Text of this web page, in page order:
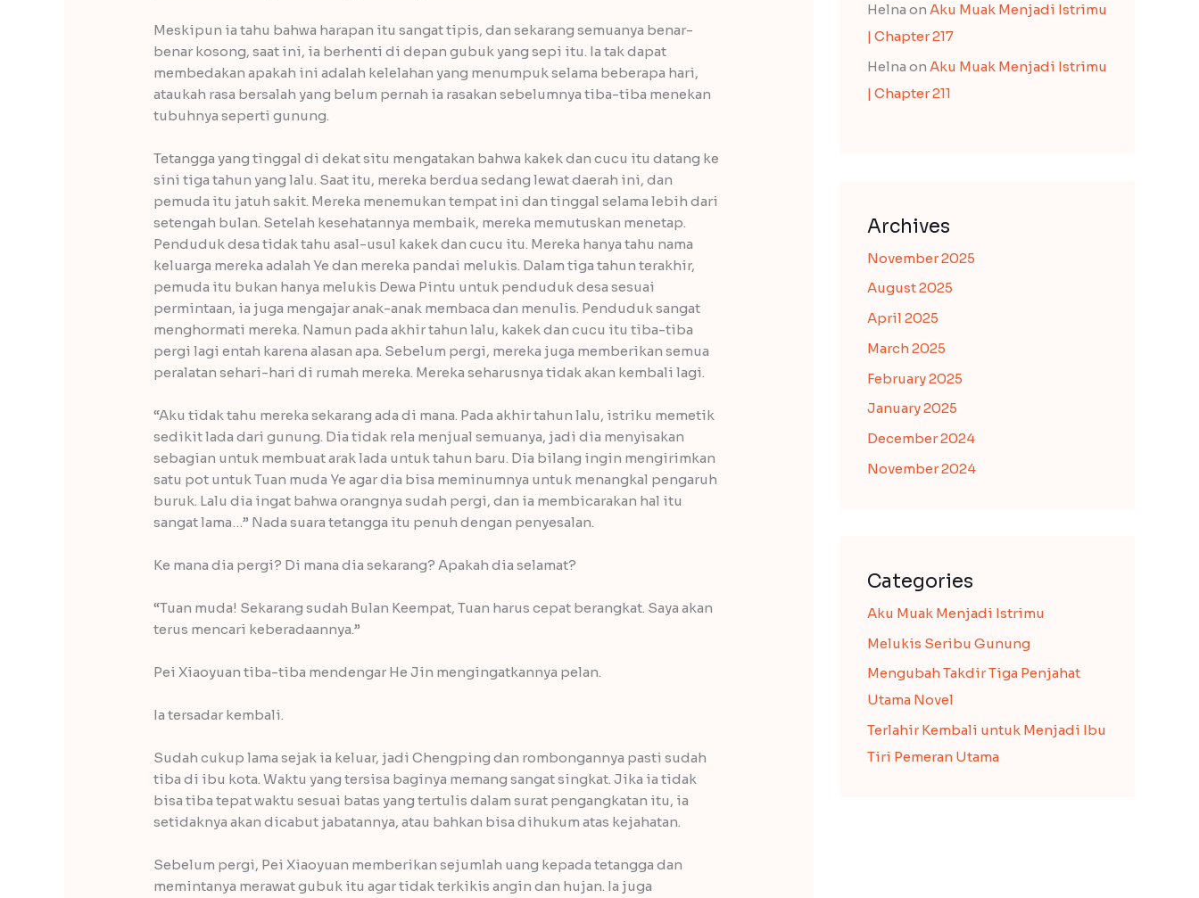
Meskipun ia tahu bahwa harapan itu sangat tipis, dan sekarang semuanya benar-
benar kosong, saat ini, ia berhenti di depan gubuk yang sepi itu. Ia tak dapat
membedakan apakah ini adalah kelelahan yang menumpuk selama beberapa hari,
ataukah rasa bersalah yang belum pernah ia rasakan sebelumnya tiba-tiba menekan
tubuhnya seperti gunung.
Tetangga yang tinggal di dekat situ mengatakan bahwa kakek dan cucu itu datang ke
sini tiga tahun yang lalu. Saat itu, mereka berdua sedang lewat daerah ini, dan
pemuda itu jatuh sakit. Mereka menemukan tempat ini dan tinggal selama lebih dari
setengah bulan. Setelah kesehatannya membaik, mereka memutuskan menetap.
Penduduk desa tidak tahu asal-usul kakek dan cucu itu. Mereka hanya tahu nama
keluarga mereka adalah Ye dan mereka pandai melukis. Dalam tiga tahun terakhir,
pemuda itu bukan hanya melukis Dewa Pintu untuk penduduk desa sesuai
permintaan, ia juga mengajar anak-anak membaca dan menulis. Penduduk sangat
menghormati mereka. Namun pada akhir tahun lalu, kakek dan cucu itu tiba-tiba
pergi lagi entah karena alasan apa. Sebelum pergi, mereka juga memberikan semua
peralatan sehari-hari di rumah mereka. Mereka seharusnya tidak akan kembali lagi.
“Aku tidak tahu mereka sekarang ada di mana. Pada akhir tahun lalu, istriku memetik
sedikit lada dari gunung. Dia tidak rela menjual semuanya, jadi dia menyisakan
sebagian untuk membuat arak lada untuk tahun baru. Dia bilang ingin mengirimkan
satu pot untuk Tuan muda Ye agar dia bisa meminumnya untuk menangkal pengaruh
buruk. Lalu dia ingat bahwa orangnya sudah pergi, dan ia membicarakan hal itu
sangat lama…” Nada suara tetangga itu penuh dengan penyesalan.
Ke mana dia pergi? Di mana dia sekarang? Apakah dia selamat?
“Tuan muda! Sekarang sudah Bulan Keempat, Tuan harus cepat berangkat. Saya akan
terus mencari keberadaannya.”
Pei Xiaoyuan tiba-tiba mendengar He Jin mengingatkannya pelan.
Ia tersadar kembali.
Sudah cukup lama sejak ia keluar, jadi Chengping dan rombongannya pasti sudah
tiba di ibu kota. Waktu yang tersisa baginya memang sangat singkat. Jika ia tidak
bisa tiba tepat waktu sesuai batas yang tertulis dalam surat pengangkatan itu, ia
setidaknya akan dicabut jabatannya, atau bahkan bisa dihukum atas kejahatan.
Sebelum pergi, Pei Xiaoyuan memberikan sejumlah uang kepada tetangga dan
memintanya merawat gubuk itu agar tidak terkikis angin dan hujan. Ia juga
Helna on Aku Muak Menjadi Istrimu
| Chapter 217
Helna on Aku Muak Menjadi Istrimu
| Chapter 211
Archives
November 2025
August 2025
April 2025
March 2025
February 2025
January 2025
December 2024
November 2024
Categories
Aku Muak Menjadi Istrimu
Melukis Seribu Gunung
Mengubah Takdir Tiga Penjahat
Utama Novel
Terlahir Kembali untuk Menjadi Ibu
Tiri Pemeran Utama